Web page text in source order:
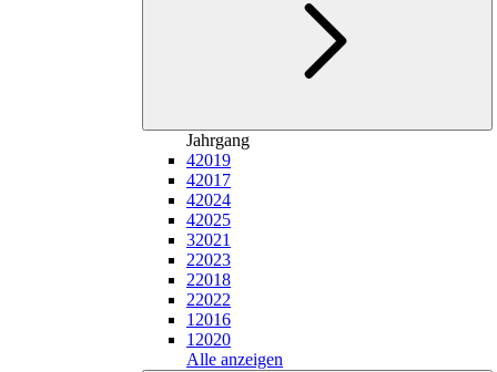
Jahrgang
42019
42017
42024
42025
32021
22023
22018
22022
1 2016
1 2020
Alle anzeigen